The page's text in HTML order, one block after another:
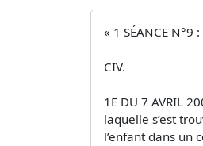
« 1 SÉANCE N°9 :
CIV.
1E DU 7 AVRIL
laquelle s’est
l’enfant dans un